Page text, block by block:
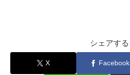
シェアする
X Facebook